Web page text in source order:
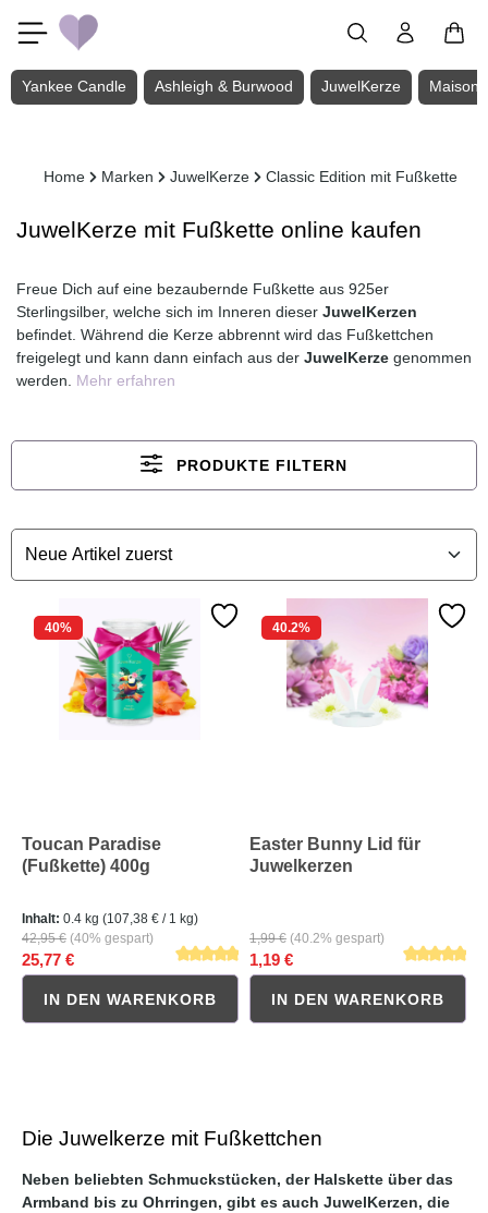
Zum Hauptinhalt springen
Yankee Candle Ashleigh & Burwood JuwelKerze Maison
Home Marken JuwelKerze Classic Edition mit Fußkette
JuwelKerze mit Fußkette online kaufen
Freue Dich auf eine bezaubernde Fußkette aus 925er
Sterlingsilber, welche sich im Inneren dieser JuwelKerzen
befindet. Während die Kerze abbrennt wird das Fußkettchen
freigelegt und kann dann einfach aus der JuwelKerze genommen
werden. Mehr erfahren
PRODUKTE FILTERN
40%
Toucan Paradise
(Fußkette) 400g
Inhalt: 0.4 kg (107,38 € / 1 kg)
25,77 €
42,95 € (40% gespart)
IN DEN WARENKORB
40.2%
Easter Bunny Lid für
Juwelkerzen
1,19 €
1,99 € (40.2% gespart)
IN DEN WARENKORB
Die Juwelkerze mit Fußkettchen
Neben beliebten Schmuckstücken, der Halskette über das
Armband bis zu Ohrringen, gibt es auch JuwelKerzen, die